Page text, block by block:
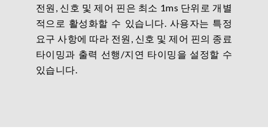
전원, 신호 및 제어 핀은 최소 1ms 단위로 개별
적으로 활성화할 수 있습니다. 사용자는 특정
요구 사항에 따라 전원, 신호 및 제어 핀의 종료
타이밍과 출력 선행/지연 타이밍을 설정할 수
있습니다.